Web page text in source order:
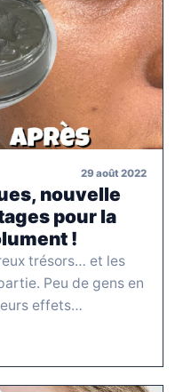
29 août 2022
nouvelle
pour la
!
trésors… et les
Peu de gens en
effets…